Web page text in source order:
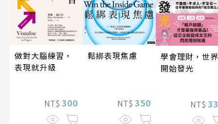
做對大腦練習，
表現就升級
NT$ 300
鬆綁表現焦慮
NT$ 350
學會理財，世界
開始發光
NT$